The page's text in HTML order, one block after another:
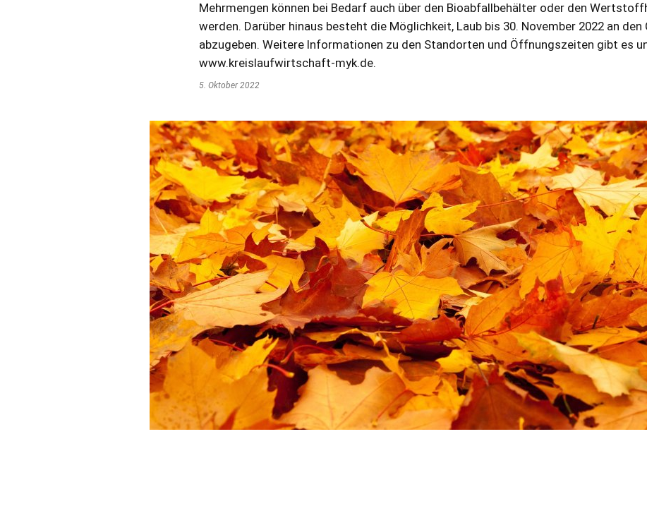
Mehrmengen können bei Bedarf auch über den Bioabfallbehälter oder den
werden. Darüber hinaus besteht die Möglichkeit, Laub bis 30. November 2022 an den
abzugeben. Weitere Informationen zu den Standorten und Öffnungszeiten gibt es
www.kreislaufwirtschaft-myk.de.
5. Oktober 2022